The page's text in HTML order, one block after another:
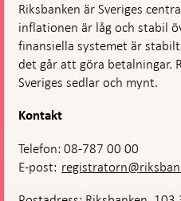
Riksbanken är Sveriges
inflationen är låg och stabil
finansiella systemet är
det går att göra betalningar.
Sveriges sedlar och mynt.
Kontakt
Telefon: 08-787 00 00
E-post: